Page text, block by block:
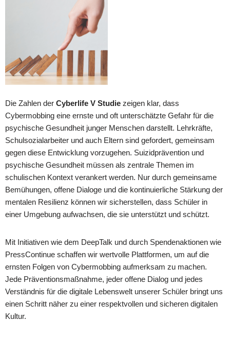
Die Zahlen der Cyberlife V Studie zeigen klar, dass
Cybermobbing eine ernste und oft unterschätzte Gefahr für die
psychische Gesundheit junger Menschen darstellt. Lehrkräfte,
Schulsozialarbeiter und auch Eltern sind gefordert, gemeinsam
gegen diese Entwicklung vorzugehen. Suizidprävention und
psychische Gesundheit müssen als zentrale Themen im
schulischen Kontext verankert werden. Nur durch gemeinsame
Bemühungen, offene Dialoge und die kontinuierliche Stärkung der
mentalen Resilienz können wir sicherstellen, dass Schüler in
einer Umgebung aufwachsen, die sie unterstützt und schützt.
Mit Initiativen wie dem DeepTalk und durch Spendenaktionen wie
PressContinue schaffen wir wertvolle Plattformen, um auf die
ernsten Folgen von Cybermobbing aufmerksam zu machen.
Jede Präventionsmaßnahme, jeder offene Dialog und jedes
Verständnis für die digitale Lebenswelt unserer Schüler bringt uns
einen Schritt näher zu einer respektvollen und sicheren digitalen
Kultur.